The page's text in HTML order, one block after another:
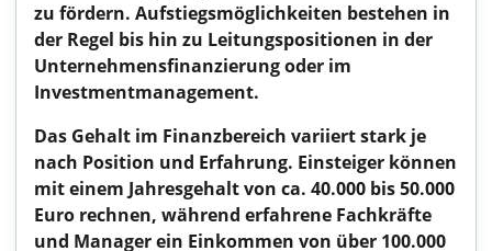
zu fördern. Aufstiegsmöglichkeiten bestehen in
der Regel bis hin zu Leitungspositionen in der
Unternehmensfinanzierung oder im
Investmentmanagement.
Das Gehalt im Finanzbereich variiert stark je
nach Position und Erfahrung. Einsteiger können
mit einem Jahresgehalt von ca. 40.000 bis 50.000
Euro rechnen, während erfahrene Fachkräfte
und Manager ein Einkommen von über 100.000